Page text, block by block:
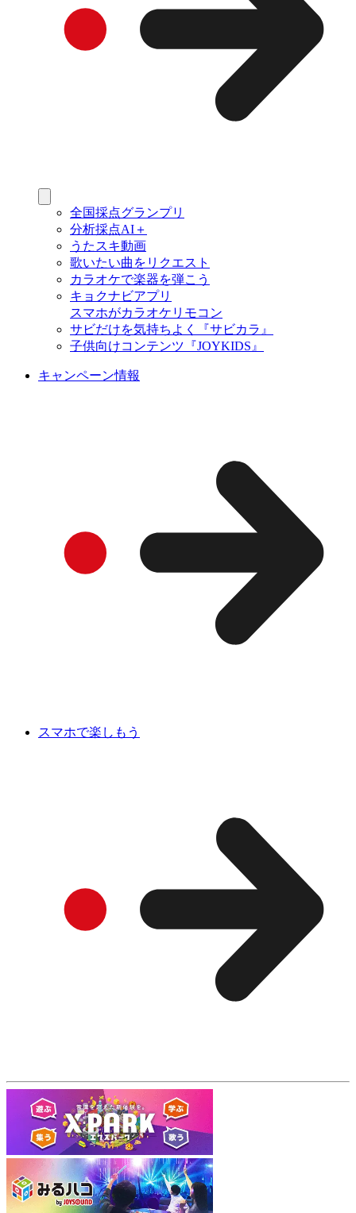
全国採点グランプリ
分析採点AI＋
うたスキ動画
歌いたい曲をリクエスト
カラオケで楽器を弾こう
キョクナビアプリ
スマホがカラオケリモコン
サビだけを気持ちよく『サビカラ』
子供向けコンテンツ『JOYKIDS』
キャンペーン情報
スマホで楽しもう